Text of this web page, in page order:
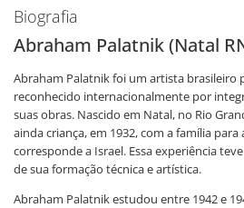
Biografia
Abraham Palatnik (Natal
Abraham Palatnik foi um artista brasileiro
reconhecido internacionalmente por
suas obras. Nascido em Natal, no Rio
ainda criança, em 1932, com a família
corresponde a Israel. Essa experiência
de sua formação técnica e artística.
Abraham Palatnik estudou entre 1942 e